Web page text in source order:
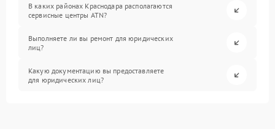
В каких районах Краснодара располагаются
сервисные центры ATN?
Выполняете ли вы ремонт для юридических
лиц?
Какую документацию вы предоставляете
для юридических лиц?